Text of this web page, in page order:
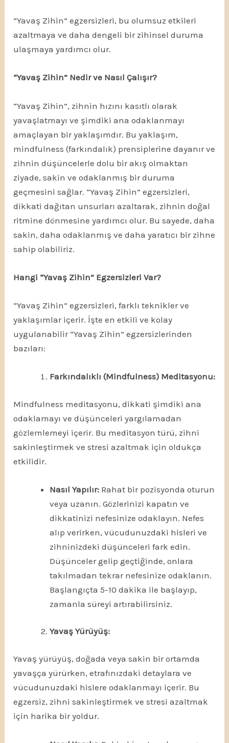
“Yavaş Zihin” egzersizleri, bu olumsuz etkileri
azaltmaya ve daha dengeli bir zihinsel duruma
ulaşmaya yardımcı olur.
“Yavaş Zihin” Nedir ve Nasıl Çalışır?
“Yavaş Zihin”, zihnin hızını kasıtlı olarak
yavaşlatmayı ve şimdiki ana odaklanmayı
amaçlayan bir yaklaşımdır. Bu yaklaşım,
mindfulness (farkındalık) prensiplerine dayanır ve
zihnin düşüncelerle dolu bir akış olmaktan
ziyade, sakin ve odaklanmış bir duruma
geçmesini sağlar. “Yavaş Zihin” egzersizleri,
dikkati dağıtan unsurları azaltarak, zihnin doğal
ritmine dönmesine yardımcı olur. Bu sayede, daha
sakin, daha odaklanmış ve daha yaratıcı bir zihne
sahip olabiliriz.
Hangi “Yavaş Zihin” Egzersizleri Var?
“Yavaş Zihin” egzersizleri, farklı teknikler ve
yaklaşımlar içerir. İşte en etkili ve kolay
uygulanabilir “Yavaş Zihin” egzersizlerinden
bazıları:
Farkındalıklı (Mindfulness) Meditasyonu:
Mindfulness meditasyonu, dikkati şimdiki ana
odaklamayı ve düşünceleri yargılamadan
gözlemlemeyi içerir. Bu meditasyon türü, zihni
sakinleştirmek ve stresi azaltmak için oldukça
etkilidir.
Nasıl Yapılır: Rahat bir pozisyonda oturun
veya uzanın. Gözlerinizi kapatın ve
dikkatinizi nefesinize odaklayın. Nefes
alıp verirken, vücudunuzdaki hisleri ve
zihninizdeki düşünceleri fark edin.
Düşünceler gelip geçtiğinde, onlara
takılmadan tekrar nefesinize odaklanın.
Başlangıçta 5-10 dakika ile başlayıp,
zamanla süreyi artırabilirsiniz.
Yavaş Yürüyüş:
Yavaş yürüyüş, doğada veya sakin bir ortamda
yavaşça yürürken, etrafınızdaki detaylara ve
vücudunuzdaki hislere odaklanmayı içerir. Bu
egzersiz, zihni sakinleştirmek ve stresi azaltmak
için harika bir yoldur.